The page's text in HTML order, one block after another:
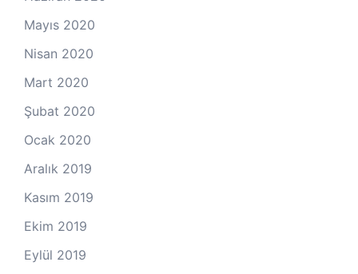
Mayıs 2020
Nisan 2020
Mart 2020
Şubat 2020
Ocak 2020
Aralık 2019
Kasım 2019
Ekim 2019
Eylül 2019